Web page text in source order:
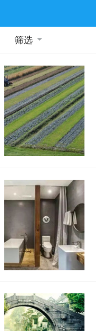
筛选